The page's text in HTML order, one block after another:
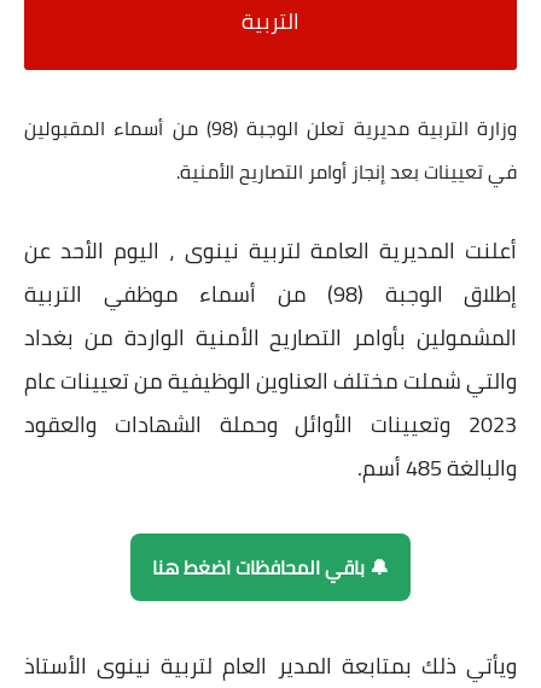
التربية
وزارة التربية مديرية تعلن الوجبة (98) من أسماء المقبولين
في تعيينات بعد إنجاز أوامر التصاريح الأمنية.
أعلنت المديرية العامة لتربية نينوى ، اليوم الأحد عن
إطلاق الوجبة (98) من أسماء موظفي التربية
المشمولين بأوامر التصاريح الأمنية الواردة من بغداد
والتي شملت مختلف العناوين الوظيفية من تعيينات عام
2023 وتعيينات الأوائل وحملة الشهادات والعقود
والبالغة 485 أسم.
🔔 باقي المحافظات اضغط هنا
ويأتي ذلك بمتابعة المدير العام لتربية نينوى الأستاذ